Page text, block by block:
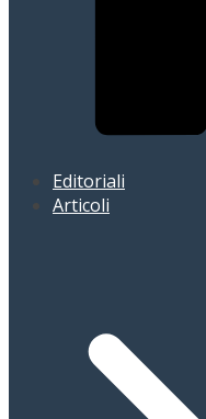
Editoriali
Articoli